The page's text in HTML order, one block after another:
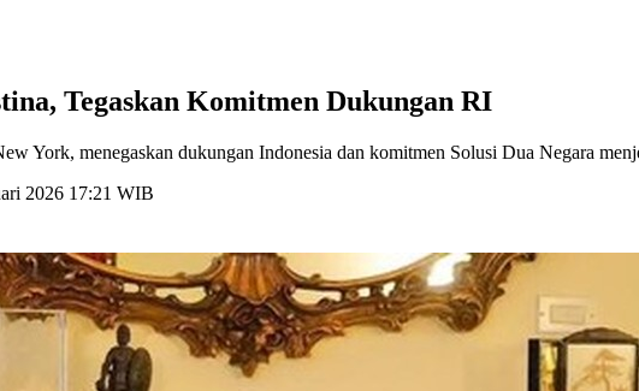
Tegaskan Komitmen Dukungan RI
York, menegaskan dukungan Indonesia dan komitmen Solusi Dua Negara
2026 17:21 WIB